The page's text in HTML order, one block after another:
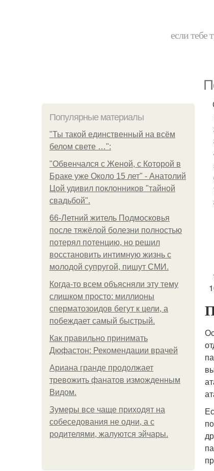
если тебе
Популярные материалы
"Ты такой единственный на всём
белом свете …":
"Обвенчался с Женой, с Которой в
Браке уже Около 15 лет" - Анатолий
Цой удивил поклонников "тайной
свадьбой".
66-Летний житель Подмосковья
после тяжёлой болезни полностью
потерял потенцию, но решил
восстановить интимную жизнь с
молодой супругой, пишут СМИ.
Когда-то всем объясняли эту тему
слишком просто: миллионы
сперматозоидов бегут к цели, а
побеждает самый быстрый.
Как правильно принимать
Дюфастон: Рекомендации врачей
Ариана гранде продолжает
тревожить фанатов изможденным
Видом.
Зумеры все чаще приходят на
собеседования не одни, а с
родителями, жалуются эйчары.